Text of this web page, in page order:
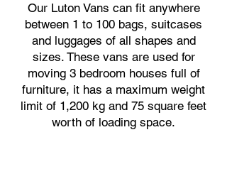
Our Luton Vans can fit anywhere
between 1 to 100 bags, suitcases
and luggages of all shapes and
sizes. These vans are used for
moving 3 bedroom houses full of
furniture, it has a maximum weight
limit of 1,200 kg and 75 square feet
worth of loading space.